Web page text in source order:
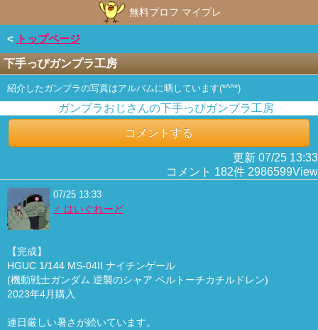
無料プロフ マイプレ
< トップページ
下手っぴガンプラ工房
紹介したガンプラの写真はアルバムに晒しています(*^^*)
ガンプラおじさんの下手っぴガンプラ工房
コメントする
更新 07/25 13:33
コメント 182件 2986599View
07/25 13:33
♂ はいぐれーど
【完成】
HGUC 1/144 MS-04II ナイチンゲール
(機動戦士ガンダム 逆襲のシャア ベルトーチカチルドレン)
2023年4月購入
連日厳しい暑さが続いています。